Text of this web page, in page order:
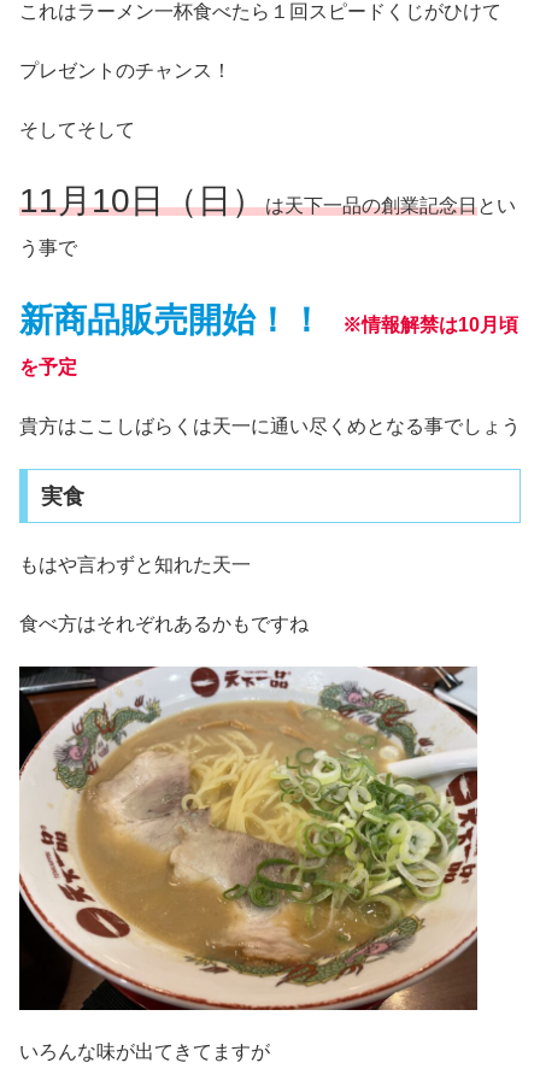
これはラーメン一杯食べたら１回スピードくじがひけて
プレゼントのチャンス！
そしてそして
11月10日（日）は天下一品の創業記念日とい
う事で
新商品販売開始！！ ※情報解禁は10月頃
を予定
貴方はここしばらくは天一に通い尽くめとなる事でしょう
実食
もはや言わずと知れた天一
食べ方はそれぞれあるかもですね
いろんな味が出てきてますが